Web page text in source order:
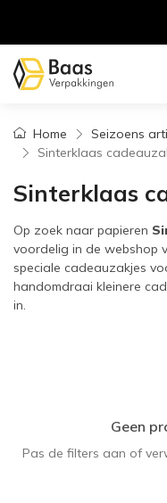
Home Seizoens
Sinterklaas
Sinterklaas
Op zoek naar papieren
voordelig in de webshop
speciale cadeauzakjes
handomdraai kleinere
in.
Geen
Pas de filters aan of